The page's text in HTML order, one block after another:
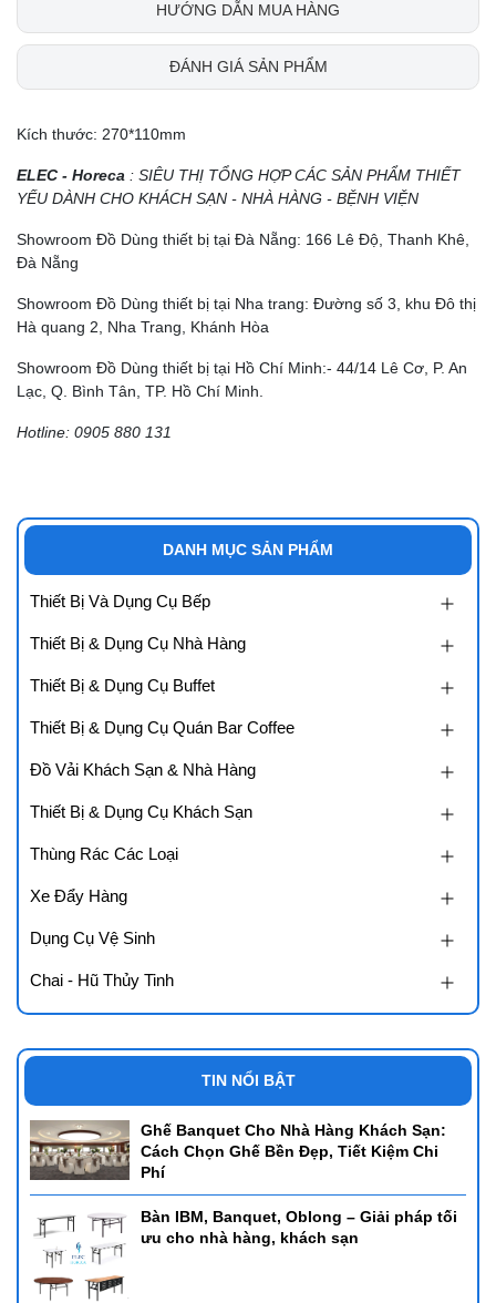
HƯỚNG DẪN MUA HÀNG
ĐÁNH GIÁ SẢN PHẨM
Kích thước: 270*110mm
ELEC - Horeca : SIÊU THỊ TỔNG HỢP CÁC SẢN PHẨM THIẾT
YẾU DÀNH CHO KHÁCH SẠN - NHÀ HÀNG - BỆNH VIỆN
Showroom Đồ Dùng thiết bị tại Đà Nẵng: 166 Lê Độ, Thanh Khê,
Đà Nẵng
Showroom Đồ Dùng thiết bị tại Nha trang: Đường số 3, khu Đô thị
Hà quang 2, Nha Trang, Khánh Hòa
Showroom Đồ Dùng thiết bị tại Hồ Chí Minh:- 44/14 Lê Cơ, P. An
Lạc, Q. Bình Tân, TP. Hồ Chí Minh.
Hotline: 0905 880 131
DANH MỤC SẢN PHẨM
Thiết Bị Và Dụng Cụ Bếp
Thiết Bị & Dụng Cụ Nhà Hàng
Thiết Bị & Dụng Cụ Buffet
Thiết Bị & Dụng Cụ Quán Bar Coffee
Đồ Vải Khách Sạn & Nhà Hàng
Thiết Bị & Dụng Cụ Khách Sạn
Thùng Rác Các Loại
Xe Đẩy Hàng
Dụng Cụ Vệ Sinh
Chai - Hũ Thủy Tinh
TIN NỔI BẬT
Ghế Banquet Cho Nhà Hàng Khách Sạn:
Cách Chọn Ghế Bền Đẹp, Tiết Kiệm Chi
Phí
Bàn IBM, Banquet, Oblong – Giải pháp tối
ưu cho nhà hàng, khách sạn